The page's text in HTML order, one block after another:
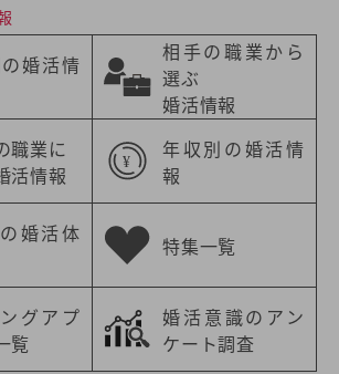
婚活情
相手の職業から
選ぶ
婚活情報
職業に
活情報
年収別の婚活情
報
婚活体
特集一覧
グアプ
覧
婚活意識のアン
ケート調査